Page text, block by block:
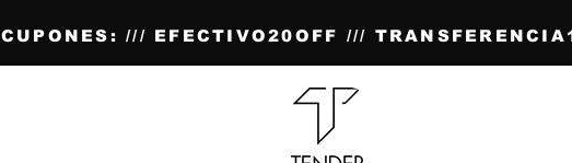
CUPONES: /// EFECTIVO20OFF ///